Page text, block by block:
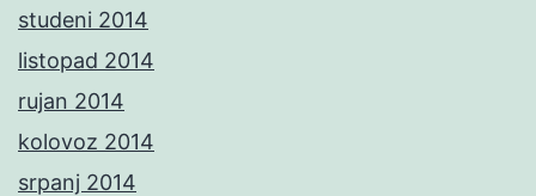
studeni 2014
listopad 2014
rujan 2014
kolovoz 2014
srpanj 2014